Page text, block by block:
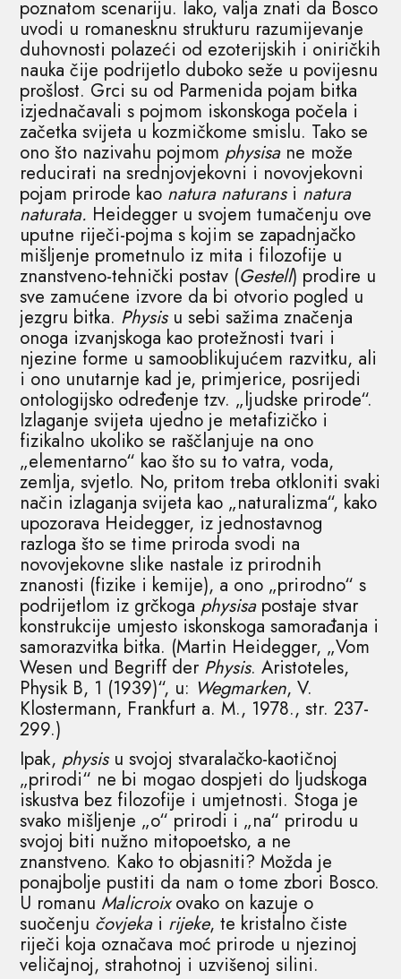
poznatom scenariju. Iako, valja znati da Bosco
uvodi u romanesknu strukturu razumijevanje
duhovnosti polazeći od ezoterijskih i oniričkih
nauka čije podrijetlo duboko seže u povijesnu
prošlost. Grci su od Parmenida pojam bitka
izjednačavali s pojmom iskonskoga počela i
začetka svijeta u kozmičkome smislu. Tako se
ono što nazivahu pojmom physisa ne može
reducirati na srednjovjekovni i novovjekovni
pojam prirode kao natura naturansi natura
naturata. Heidegger u svojem tumačenju ove
uputne riječi-pojma s kojim se zapadnjačko
mišljenje prometnulo iz mita i filozofije u
znanstveno-tehnički postav (Gestell) prodire u
sve zamućene izvore da bi otvorio pogled u
jezgru bitka. Physis u sebi sažima značenja
onoga izvanjskoga kao protežnosti tvari i
njezine forme u samooblikujućem razvitku, ali
i ono unutarnje kad je, primjerice, posrijedi
ontologijsko određenje tzv. „ljudske prirode“.
Izlaganje svijeta ujedno je metafizičko i
fizikalno ukoliko se raščlanjuje na ono
„elementarno“ kao što su to vatra, voda,
zemlja, svjetlo. No, pritom treba otkloniti svaki
način izlaganja svijeta kao „naturalizma“, kako
upozorava Heidegger, iz jednostavnog
razloga što se time priroda svodi na
novovjekovne slike nastale iz prirodnih
znanosti (fizike i kemije), a ono „prirodno“ s
podrijetlom iz grčkoga physisa postaje stvar
konstrukcije umjesto iskonskoga samorađanja i
samorazvitka bitka. (Martin Heidegger, „Vom
Wesen und Begriff der Physis. Aristoteles,
Physik B, 1 (1939)“, u: Wegmarken, V.
Klostermann, Frankfurt a. M., 1978., str. 237-
299.)
Ipak, physis u svojoj stvaralačko-kaotičnoj
„prirodi“ ne bi mogao dospjeti do ljudskoga
iskustva bez filozofije i umjetnosti. Stoga je
svako mišljenje „o“ prirodi i „na“ prirodu u
svojoj biti nužno mitopoetsko, a ne
znanstveno. Kako to objasniti? Možda je
ponajbolje pustiti da nam o tome zbori Bosco.
U romanu Malicroixovako on kazuje o
suočenju čovjekai rijeke, te kristalno čiste
riječi koja označava moć prirode u njezinoj
veličajnoj, strahotnoj i uzvišenoj silini.